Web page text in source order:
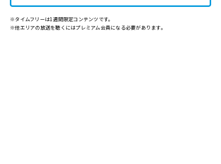
※タイムフリーは1週間限定コンテンツです。
※他エリアの放送を聴くにはプレミアム会員になる必要があります。